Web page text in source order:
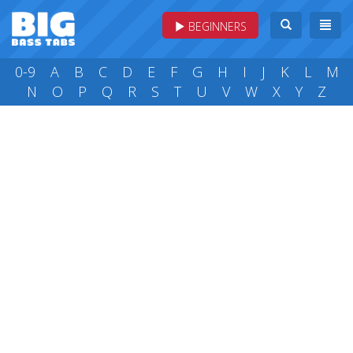
BEGINNERS
0-9 A B C D E F G H I J K L
M
N
O P Q R S T U V W X Y Z